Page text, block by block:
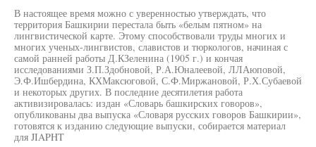
В настоящее время можно с уверенностью утверждать, что
территория Башкирии перестала быть «белым пятном» на
лингвистической карте. Этому способствовали труды многих и
многих ученых-лингвистов, славистов и тюркологов, начиная с
самой ранней работы Д.КЗеленина (1905 г.) и кончая
исследованиями З.П.Здобновой, Р.А.Юналеевой, ЛЛАюповой,
Э.Ф.Ишбердина, КХМаксюговой, С.Ф.Миржановой, Р.Х.Субаевой
и некоторых других. В последние десятилетия работа
активизировалась: издан «Словарь башкирских говоров»,
опубликованы два выпуска «Словаря русских говоров Башкирии»,
готовятся к изданию следующие выпуски, собирается материал
для JIAPHT